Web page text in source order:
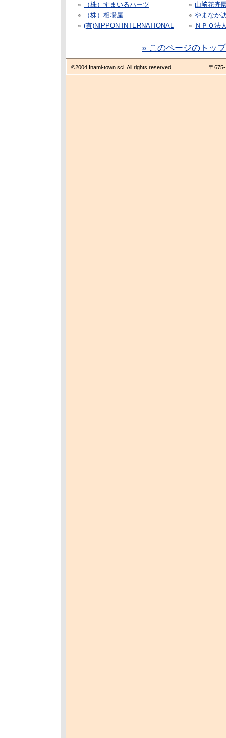
（株）すまいるハーツ
（株）相場屋
(有)NIPPON INTERNATIONAL
山﨑花卉
やまなか
ＮＰＯ法
» このページのトッ
〒
©2004 Inami-town sci. All rights reserved.